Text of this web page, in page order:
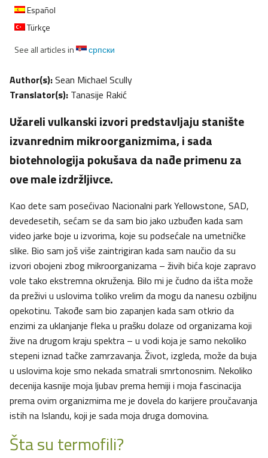
Español
Türkçe
See all articles in
српски
Author(s):Sean Michael Scully
Translator(s): Tanasije Rakić
Užareli vulkanski izvori predstavljaju stanište
izvanrednim mikroorganizmima, i sada
biotehnologija pokušava da nađe primenu za
ove male izdržljivce.
Kao dete sam posećivao Nacionalni park Yellowstone, SAD,
devedesetih, sećam se da sam bio jako uzbuđen kada sam
video jarke boje u izvorima, koje su podsećale na umetničke
slike. Bio sam još više zaintrigiran kada sam naučio da su
izvori obojeni zbog mikroorganizama – živih bića koje zapravo
vole tako ekstremna okruženja. Bilo mi je čudno da išta može
da preživi u uslovima toliko vrelim da mogu da nanesu ozbiljnu
opekotinu. Takođe sam bio zapanjen kada sam otkrio da
enzimi za uklanjanje fleka u prašku dolaze od organizama koji
žive na drugom kraju spektra – u vodi koja je samo nekoliko
stepeni iznad tačke zamrzavanja. Život, izgleda, može da buja
u uslovima koje smo nekada smatrali smrtonosnim. Nekoliko
decenija kasnije moja ljubav prema hemiji i moja fascinacija
prema ovim organizmima me je dovela do karijere proučavanja
istih na Islandu, koji je sada moja druga domovina.
Šta su termofili?